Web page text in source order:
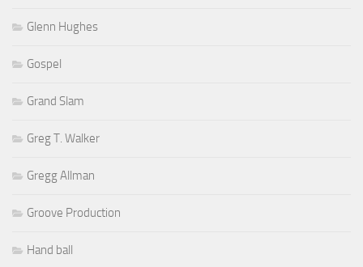
Glenn Hughes
Gospel
Grand Slam
Greg T. Walker
Gregg Allman
Groove Production
Hand ball